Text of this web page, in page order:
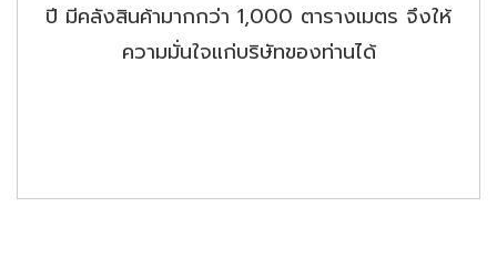
ปี มีคลังสินค้ามากกว่า 1,000 ตารางเมตร จึงให้
ความมั่นใจแก่บริษัทของท่านได้